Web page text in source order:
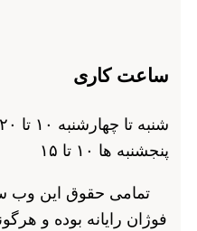
ساعت کاری
شنبه تا چهارشنبه ۱۰ تا ۲۰
پنجشنبه ها ۱۰ تا ۱۵
تمامی حقوق این وب
فوژان رایانه بوده و